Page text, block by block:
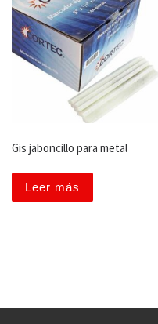
Gis jaboncillo para metal
Leer más